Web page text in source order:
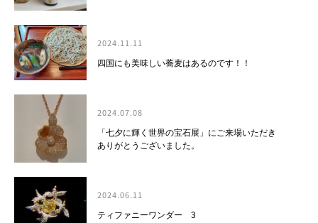
2024.11.11
四国にも美味しい蕎麦はあるのです！！
2024.07.08
「七夕に輝く世界の宝石展」にご来場いただき
ありがとうございました。
2024.06.11
ティファニーワンダー 3